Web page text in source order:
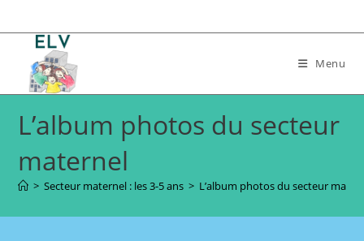
to
content
Menu
L’album photos du secteur
maternel
> Secteur maternel : les 3-5 ans > L’album photos du secteur